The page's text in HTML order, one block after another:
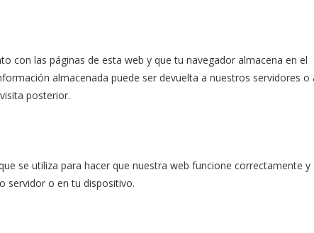
con las páginas de esta web y que tu navegador almacena en el
almacenada puede ser devuelta a nuestros servidores o
posterior.
se utiliza para hacer que nuestra web funcione correctamente y
servidor o en tu dispositivo.